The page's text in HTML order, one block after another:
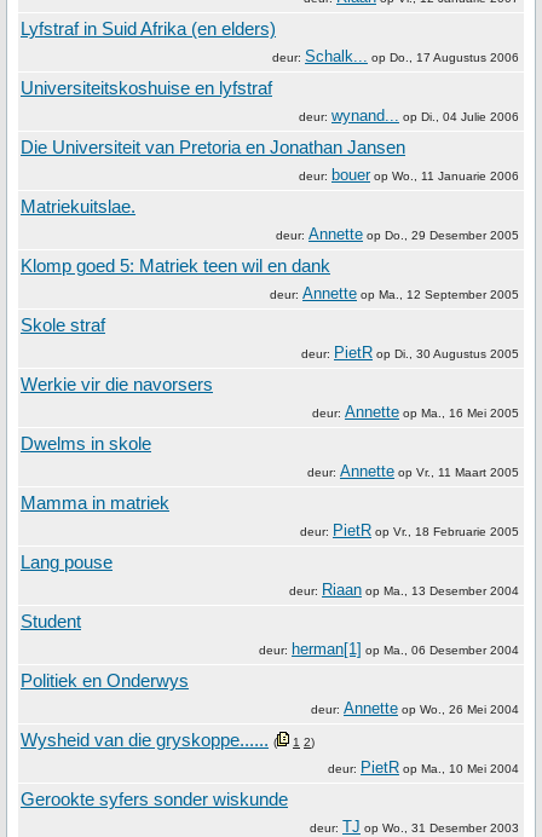
Lyfstraf in Suid Afrika (en elders)
deur: Schalk... op Do., 17 Augustus 2006
Universiteitskoshuise en lyfstraf
deur: wynand... op Di., 04 Julie 2006
Die Universiteit van Pretoria en Jonathan Jansen
deur: bouerop Wo., 11 Januarie 2006
Matriekuitslae.
deur: Annette op Do., 29 Desember 2005
Klomp goed 5: Matriek teen wil en dank
deur: Annette op Ma., 12 September 2005
Skole straf
deur: PietR op Di., 30 Augustus 2005
Werkie vir die navorsers
deur: Annette op Ma., 16 Mei 2005
Dwelms in skole
deur: Annette op Vr., 11 Maart 2005
Mamma in matriek
deur: PietR op Vr., 18 Februarie 2005
Lang pouse
deur: Riaan op Ma., 13 Desember 2004
Student
deur: herman[1] op Ma., 06 Desember 2004
Politiek en Onderwys
deur: Annette op Wo., 26 Mei 2004
Wysheid van die gryskoppe...... ( 1 2)
deur: PietR op Ma., 10 Mei 2004
Gerookte syfers sonder wiskunde
deur: TJ op Wo., 31 Desember 2003